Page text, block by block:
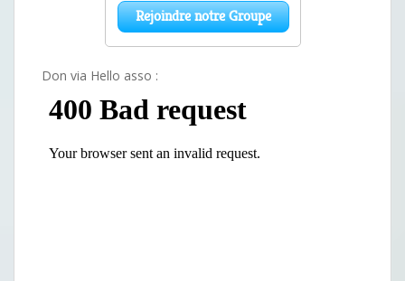
Don via Hello asso :